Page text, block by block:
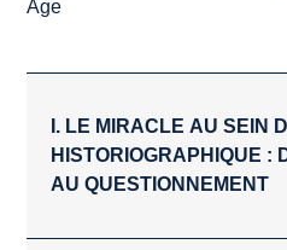
Âge
I. LE MIRACLE AU SEIN
HISTORIOGRAPHIQUE :
AU QUESTIONNEMENT